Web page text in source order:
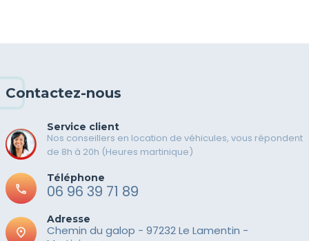
Contactez-nous
Service client
Nos conseillers en location de véhicules, vous répondent
de 8h à 20h (Heures martinique)
call
Téléphone
06 96 39 71 89
place
Adresse
Chemin du galop - 97232 Le Lamentin -